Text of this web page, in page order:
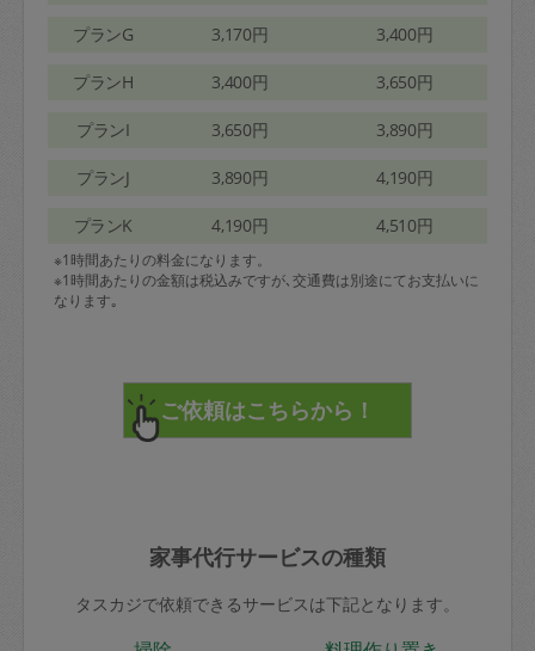
プランG 3,170円 3,400円
プランH 3,400円 3,650円
プランI 3,650円 3,890円
プランJ 3,890円 4,190円
プランK 4,190円 4,510円
※1時間あたりの料金になります。
※1時間あたりの金額は税込みですが､交通費は別途にてお支払いに
なります｡
家事代行サービスの種類
タスカジで依頼できるサービスは下記となります。